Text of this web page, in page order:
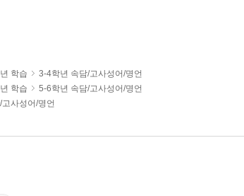
학습
3-4학년 속담/고사성어/명언
학습
5-6학년 속담/고사성어/명언
고사성어/명언